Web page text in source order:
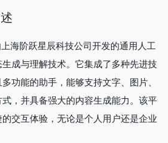
海阶跃星辰科技公司开发的通用人工
成与理解技术。它集成了多种先进技
功能的助手，能够支持文字、图片、
，并具备强大的内容生成能力。该平
交互体验，无论是个人用户还是企业